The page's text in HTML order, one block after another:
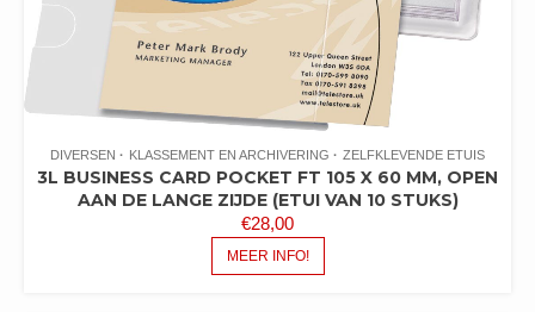
DIVERSEN KLASSEMENT EN ARCHIVERING ZELFKLEVENDE ETUIS
3L BUSINESS CARD POCKET FT 105 X 60 MM, OPEN
AAN DE LANGE ZIJDE (ETUI VAN 10 STUKS)
€28,00
MEER INFO!